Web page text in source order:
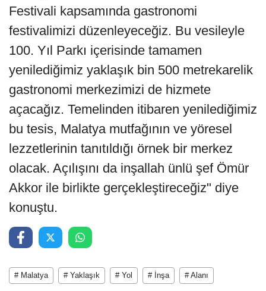
Festivali kapsamında gastronomi
festivalimizi düzenleyeceğiz. Bu vesileyle
100. Yıl Parkı içerisinde tamamen
yenilediğimiz yaklaşık bin 500 metrekarelik
gastronomi merkezimizi de hizmete
açacağız. Temelinden itibaren yenilediğimiz
bu tesis, Malatya mutfağının ve yöresel
lezzetlerinin tanıtıldığı örnek bir merkez
olacak. Açılışını da inşallah ünlü şef Ömür
Akkor ile birlikte gerçekleştireceğiz" diye
konuştu.
# Malatya # Yaklaşık # Yol # İnşa # Alanı